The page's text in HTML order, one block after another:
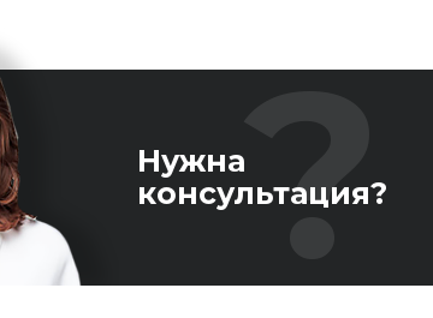
Нужна
консультация?